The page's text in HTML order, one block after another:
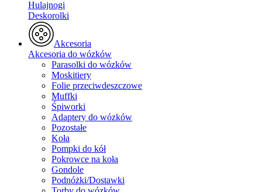
Hulajnogi
Deskorolki
Akcesoria
Akcesoria do wózków
Parasolki do wózków
Moskitiery
Folie przeciwdeszczowe
Muffki
Śpiworki
Adaptery do wózków
Pozostałe
Koła
Pompki do kół
Pokrowce na koła
Gondole
Podnóżki/Dostawki